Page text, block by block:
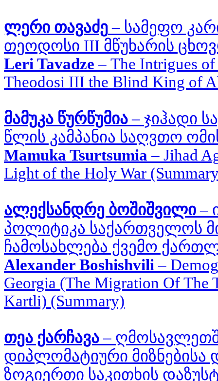
ლერი თავაძე– სამეფო
თეოდოსი III მწუხარის
Leri Tavadze – The Intrigues
Theodosi III the Blind King of
მამუკა წურწუმია– ჯიჰადი
წლის კამპანია საღვთო
Mamuka Tsurtsumia – Jihad
Light of the Holy War
ალექსანდრე ბოშიშვილი–
პოლიტიკა საქართველოს
ჩამოსახლება ქვემო
Alexander Boshishvili–
Georgia (The Migration Of The
Kartli) (Summary)
თეა ქარჩავა–
დიპლომატიური
ზოგიერთი საკითხის